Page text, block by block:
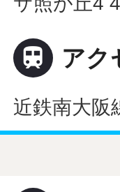
 アク
近鉄南大阪